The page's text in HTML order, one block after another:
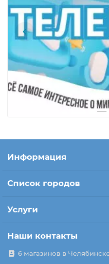
Информация
Список городов
Услуги
Наши контакты
6 магазинов в